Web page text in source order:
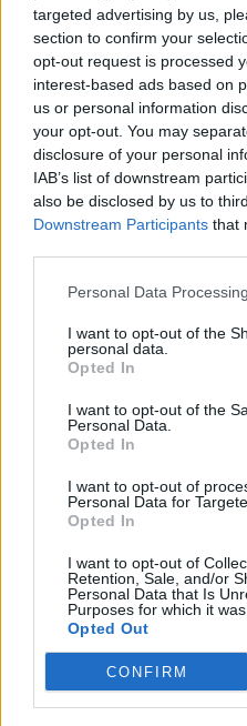
targeted advertising by us,
section to confirm your
opt-out request is processed
interest-based ads based on
us or personal information
your opt-out. You may
disclosure of your personal
IAB’s list of downstream
also be disclosed by us to
Downstream Participants that
Personal Data
I want to opt-out of the
personal data.
Opted In
I want to opt-out of the
Personal Data.
Opted In
I want to opt-out of
Personal Data for
Opted In
I want to opt-out of
Retention, Sale, and/or
Personal Data that Is
Purposes for which it was
Opted Out
CONFIRM
meg a 16. kerületben a
folyamatosan fejlődik, és
közösséget teremt. Aki
legyen szó erősítésről,
lélek harmóniájának
utca felől- Szavanna
Segíthetünk? Vedd fel
06 20 403 5342
Bp. Mátyásföld